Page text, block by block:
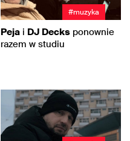
#muzyka
Peja i DJ Decks ponownie
razem w studiu